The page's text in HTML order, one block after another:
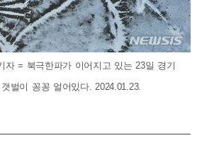
자 = 북극한파가 이어지고 있는 23일 경기
벌이 꽁꽁 얼어있다. 2024.01.23.